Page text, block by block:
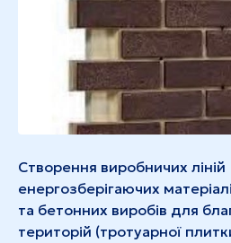
Створення виробничих ліній
енергозберігаючих
та бетонних виробів для
територій (тротуарної